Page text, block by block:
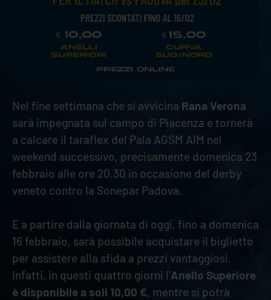
Nel fine settimana che si avvicina Rana Verona
sarà impegnata sul campo di Piacenza e tornerà
a calcare il taraflex del Pala AGSM AIM nel
weekend successivo, precisamente domenica 23
febbraio alle ore 20.30 in occasione del derby
veneto contro la Sonepar Padova.
E a partire dalla giornata di oggi, fino a domenica
16 febbraio, sarà possibile acquistare il biglietto
per assistere alla sfida a prezzi vantaggiosi.
Infatti, in questi quattro giorni l'Anello Superiore
è disponibile a soli 10,00 €, mentre si potrà